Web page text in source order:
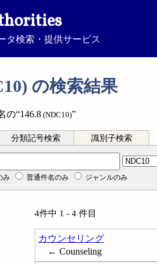
タ検索・提供サービス
の検索結果
の“146.8 (NDC10)”
分類記号検索 識別子検索
み 普通件名のみ ジャンルのみ
4件中 1 - 4 件目
カウンセリング
← Counseling